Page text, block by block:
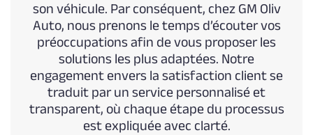
son véhicule. Par conséquent, chez GM Oliv
Auto, nous prenons le temps d’écouter vos
préoccupations afin de vous proposer les
solutions les plus adaptées. Notre
engagement envers la satisfaction client se
traduit par un service personnalisé et
transparent, où chaque étape du processus
est expliquée avec clarté.